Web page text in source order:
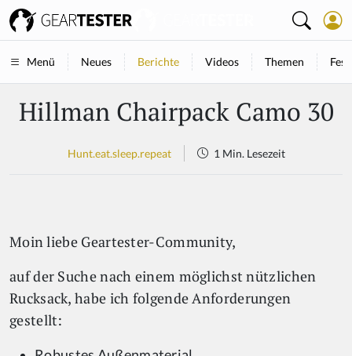
Menü Neues Berichte Videos Themen
Hillman Chairpack Camo 30
Hunt.eat.sleep.repeat 1 Min. Lesezeit
Moin liebe Geartester-Community,
auf der Suche nach einem möglichst nützlichen
Rucksack, habe ich folgende Anforderungen
gestellt: